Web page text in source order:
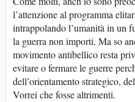
l’attenzione al programma
intrappolando l’umanità in un
la guerra non importi. Ma so
movimento antibellico resta
evitare o fermare le guerre
dell’orientamento strategico,
Vorrei che fosse altrimenti.